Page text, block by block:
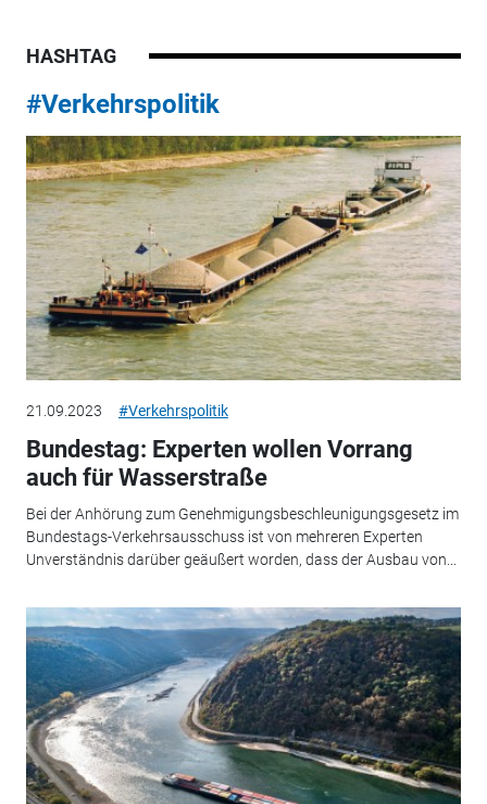
HASHTAG
#Verkehrspolitik
21.09.2023 #Verkehrspolitik
Bundestag: Experten wollen Vorrang
auch für Wasserstraße
Bei der Anhörung zum Genehmigungsbeschleunigungsgesetz im
Bundestags-Verkehrsausschuss ist von mehreren Experten
Unverständnis darüber geäußert worden, dass der Ausbau von...